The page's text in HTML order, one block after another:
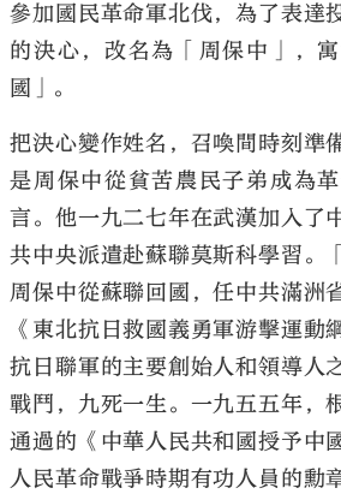
參加國民革命軍北伐，為了表達
的決心，改名為「周保中」，
國」。
把決心變作姓名，召喚間時刻準
是周保中從貧苦農民子弟成為
言。他一九二七年在武漢加入了
共中央派遣赴蘇聯莫斯科學習。
周保中從蘇聯回國，任中共滿洲
《東北抗日救國義勇軍游擊運動
抗日聯軍的主要創始人和領導人
戰鬥，九死一生。一九五五年，
通過的《中華人民共和國授予中
人民革命戰爭時期有功人員的勳